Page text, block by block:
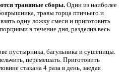
травяные сборы. Один из наиболее
травы горца птичьего и
одну ложку смеси и приготовить
в течение дня, разделив весь
пустырника, багульника и сушеницы.
перемешать. Приготовить
стакана 4 раза в день, заедая